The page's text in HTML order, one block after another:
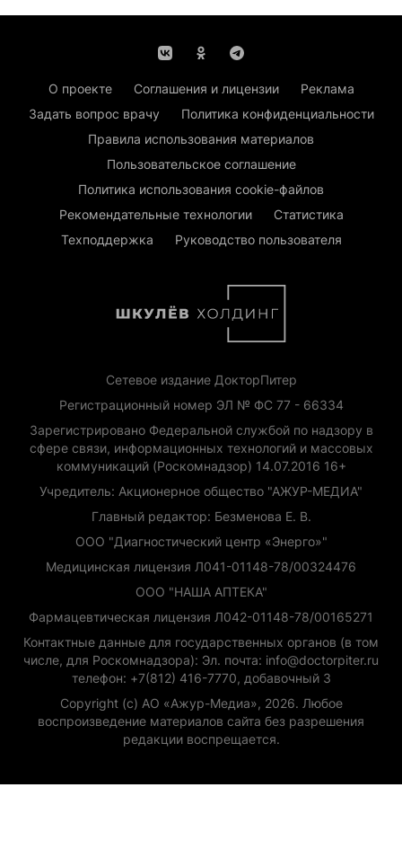
О проекте Соглашения и лицензии
Реклама
Задать вопрос врачу
Политика конфиденциальности
Правила использования материалов
Пользовательское соглашение
Политика использования cookie-файлов
Рекомендательные технологии
Статистика
Техподдержка
Руководство пользователя
Сетевое издание ДокторПитер
Регистрационный номер ЭЛ № ФС 77 - 66334
Зарегистрировано Федеральной службой по надзору в
сфере связи, информационных технологий и массовых
коммуникаций (Роскомнадзор) 14.07.2016 16+
Учредитель: Акционерное общество "АЖУР-МЕДИА"
Главный редактор: Безменова Е. В.
ООО "Диагностический центр «Энерго»"
Медицинская лицензия Л041-01148-78/00324476
ООО "НАША АПТЕКА"
Фармацевтическая лицензия Л042-01148-78/00165271
Контактные данные для государственных органов (в том
числе, для Роскомнадзора): Эл. почта: info@doctorpiter.ru
телефон: +7(812) 416-7770, добавочный 3
Copyright (с) АО «Ажур-Медиа», 2026. Любое
воспроизведение материалов сайта без разрешения
редакции воспрещается.